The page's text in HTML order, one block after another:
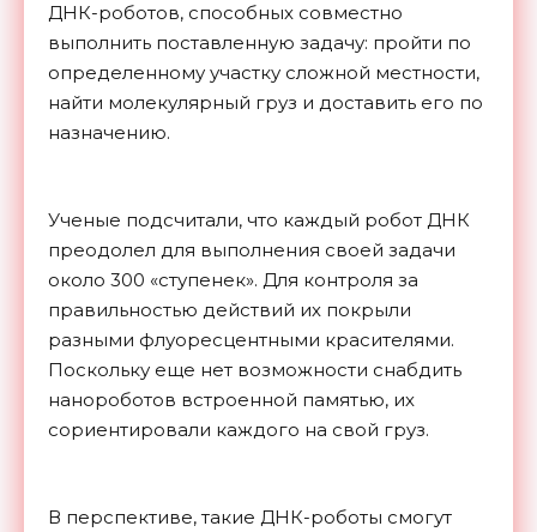
ДНК-роботов, способных совместно
выполнить поставленную задачу: пройти по
определенному участку сложной местности,
найти молекулярный груз и доставить его по
назначению.
Ученые подсчитали, что каждый робот ДНК
преодолел для выполнения своей задачи
около 300 «ступенек». Для контроля за
правильностью действий их покрыли
разными флуоресцентными красителями.
Поскольку еще нет возможности снабдить
нанороботов встроенной памятью, их
сориентировали каждого на свой груз.
В перспективе, такие ДНК-роботы смогут